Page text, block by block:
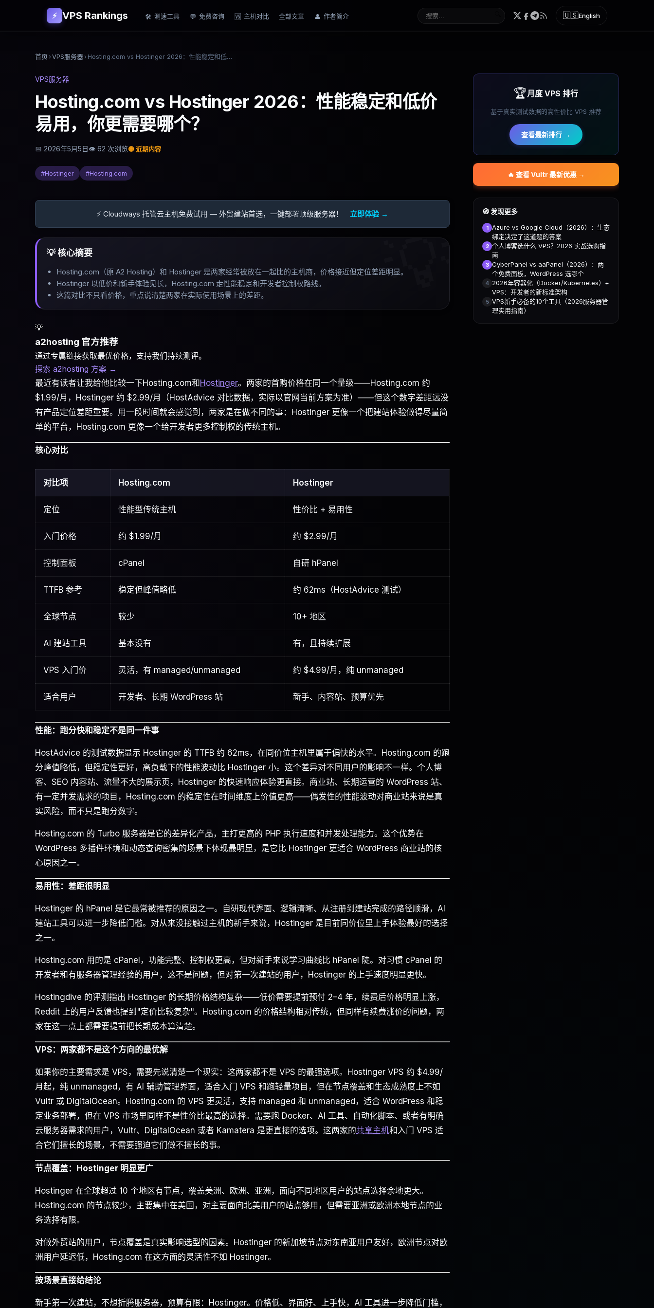
⚡ VPS Rankings 🛠 测速工具 💬 免费咨询 🆚 主机对比 全部文章 👤 作者简介 🇺🇸English
首页 ›VPS服务器› Hosting.com vs Hostinger 2026：性能稳定和低价易用，你更需要哪个？
VPS服务器
Hosting.com vs Hostinger 2026：性能稳定和低价
易用，你更需要哪个？
📅 2026年5月5日👁 62 次浏览🟡近期内容
#Hostinger #Hosting.com
⚡ Cloudways 托管云主机免费试用 — 外贸建站首选，一键部署顶级服务器！ 立即体验 →
💡 核心摘要
Hosting.com（原 A2 Hosting）和 Hostinger 是两家经常被放在一起比的主机商，价格接近但定位差距明显。
Hostinger 以低价和新手体验见长，Hosting.com 走性能稳定和开发者控制权路线。
这篇对比不只看价格，重点说清楚两家在实际使用场景上的差距。 💡
💡
a2hosting 官方推荐
通过专属链接获取最优价格，支持我们持续测评。
探索 a2hosting 方案 →
最近有读者让我给他比较一下Hosting.com和 Hostinger。两家的首购价格在同一个量级——Hosting.com 约
$1.99/月，Hostinger 约 $2.99/月（HostAdvice 对比数据，实际以官网当前方案为准）——但这个数字差距远没
有产品定位差距重要。用一段时间就会感觉到，两家是在做不同的事：Hostinger 更像一个把建站体验做得尽量简
单的平台，Hosting.com 更像一个给开发者更多控制权的传统主机。
核心对比
对比项 Hosting.com Hostinger
定位 性能型传统主机 性价比 + 易用性
入门价格 约 $1.99/月 约 $2.99/月
控制面板 cPanel 自研 hPanel
TTFB 参考 稳定但峰值略低 约 62ms（HostAdvice 测试）
全球节点 较少 10+ 地区
AI 建站工具 基本没有 有，且持续扩展
VPS 入门价 灵活，有 managed/unmanaged 约 $4.99/月，纯 unmanaged
适合用户 开发者、长期 WordPress 站 新手、内容站、预算优先
性能：跑分快和稳定不是同一件事
HostAdvice 的测试数据显示 Hostinger 的 TTFB 约 62ms，在同价位主机里属于偏快的水平。Hosting.com 的跑
分峰值略低，但稳定性更好，高负载下的性能波动比 Hostinger 小。这个差异对不同用户的影响不一样。个人博
客、SEO 内容站、流量不大的展示页，Hostinger 的快速响应体验更直接。商业站、长期运营的 WordPress 站、
有一定并发需求的项目，Hosting.com 的稳定性在时间维度上价值更高——偶发性的性能波动对商业站来说是真
实风险，而不只是跑分数字。
Hosting.com 的 Turbo 服务器是它的差异化产品，主打更高的 PHP 执行速度和并发处理能力。这个优势在
WordPress 多插件环境和动态查询密集的场景下体现最明显，是它比 Hostinger 更适合 WordPress 商业站的核
心原因之一。
易用性：差距很明显
Hostinger 的 hPanel 是它最常被推荐的原因之一。自研现代界面、逻辑清晰、从注册到建站完成的路径顺滑，AI
建站工具可以进一步降低门槛。对从来没接触过主机的新手来说，Hostinger 是目前同价位里上手体验最好的选择
之一。
Hosting.com 用的是 cPanel，功能完整、控制权更高，但对新手来说学习曲线比 hPanel 陡。对习惯 cPanel 的
开发者和有服务器管理经验的用户，这不是问题，但对第一次建站的用户，Hostinger 的上手速度明显更快。
Hostingdive 的评测指出 Hostinger 的长期价格结构复杂——低价需要提前预付 2–4 年，续费后价格明显上涨，
Reddit 上的用户反馈也提到"定价比较复杂"。Hosting.com 的价格结构相对传统，但同样有续费涨价的问题，两
家在这一点上都需要提前把长期成本算清楚。
VPS：两家都不是这个方向的最优解
如果你的主要需求是 VPS，需要先说清楚一个现实：这两家都不是 VPS 的最强选项。Hostinger VPS 约 $4.99/
月起，纯 unmanaged，有 AI 辅助管理界面，适合入门 VPS 和跑轻量项目，但在节点覆盖和生态成熟度上不如
Vultr 或 DigitalOcean。Hosting.com 的 VPS 更灵活，支持 managed 和 unmanaged，适合 WordPress 和稳
定业务部署，但在 VPS 市场里同样不是性价比最高的选择。需要跑 Docker、AI 工具、自动化脚本、或者有明确
云服务器需求的用户，Vultr、DigitalOcean 或者 Kamatera 是更直接的选项。这两家的共享主机和入门 VPS 适
合它们擅长的场景，不需要强迫它们做不擅长的事。
节点覆盖：Hostinger 明显更广
Hostinger 在全球超过 10 个地区有节点，覆盖美洲、欧洲、亚洲，面向不同地区用户的站点选择余地更大。
Hosting.com 的节点较少，主要集中在美国，对主要面向北美用户的站点够用，但需要亚洲或欧洲本地节点的业
务选择有限。
对做外贸站的用户，节点覆盖是真实影响选型的因素。Hostinger 的新加坡节点对东南亚用户友好，欧洲节点对欧
洲用户延迟低，Hosting.com 在这方面的灵活性不如 Hostinger。
按场景直接给结论
新手第一次建站，不想折腾服务器，预算有限：Hostinger。价格低、界面好、上手快，AI 工具进一步降低门槛，
🏆 月度 VPS 排行
基于真实测试数据的高性价比 VPS 推荐
查看最新排行 →
🔥 查看Vultr最新优惠 →
🧭 发现更多
1 Azure vs Google Cloud（2026）：生态
绑定决定了这道题的答案
2 个人博客选什么 VPS？2026 实战选购指
南
3 CyberPanel vs aaPanel（2026）：两
个免费面板，WordPress 选哪个
4 2026年容器化（Docker/Kubernetes）+
VPS：开发者的新标准架构
5 VPS新手必备的10个工具（2026服务器管
理实用指南）